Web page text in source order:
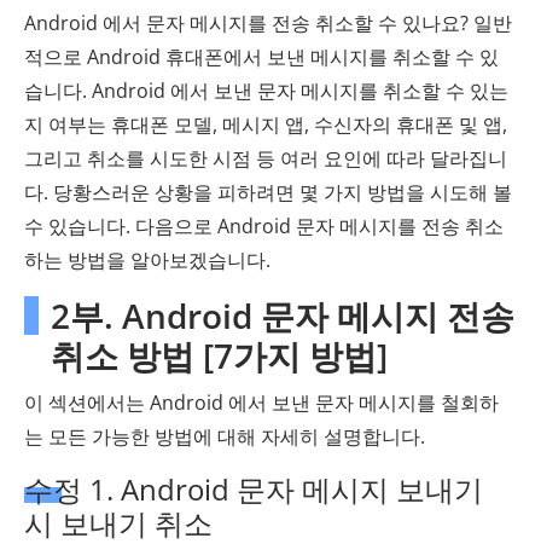
Android 에서 문자 메시지를 전송 취소할 수 있나요? 일반
적으로 Android 휴대폰에서 보낸 메시지를 취소할 수 있
습니다. Android 에서 보낸 문자 메시지를 취소할 수 있는
지 여부는 휴대폰 모델, 메시지 앱, 수신자의 휴대폰 및 앱,
그리고 취소를 시도한 시점 등 여러 요인에 따라 달라집니
다. 당황스러운 상황을 피하려면 몇 가지 방법을 시도해 볼
수 있습니다. 다음으로 Android 문자 메시지를 전송 취소
하는 방법을 알아보겠습니다.
2부. Android 문자 메시지 전송
취소 방법 [7가지 방법]
이 섹션에서는 Android 에서 보낸 문자 메시지를 철회하
는 모든 가능한 방법에 대해 자세히 설명합니다.
수정 1. Android 문자 메시지 보내기
시 보내기 취소